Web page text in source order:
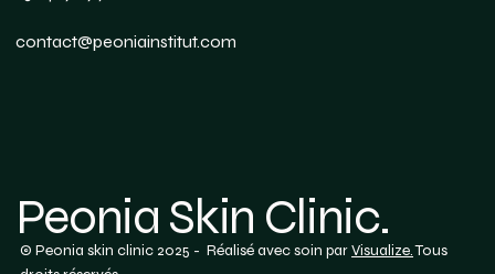
contact@peoniainstitut.com
Peonia Skin Clinic.
© Peonia skin clinic 2025 - Réalisé avec soin parVisualize.Tous